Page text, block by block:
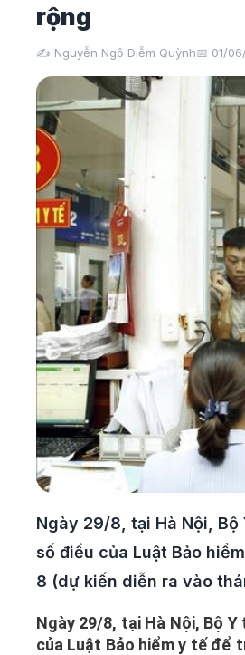
rộng
✍️ Nguyễn Ngô Diễm Quỳnh📅 01/
Ngày 29/8, tại Hà Nội,
số điều của Luật Bảo
8 (dự kiến diễn ra vào
Ngày 29/8, tại Hà Nội, Bộ
của Luật Bảo hiểm y tế để